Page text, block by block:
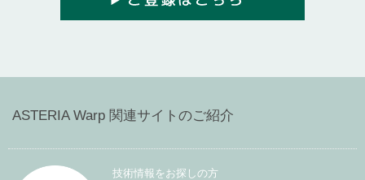
ASTERIA Warp 関連サイトのご紹介
技術情報をお探しの方